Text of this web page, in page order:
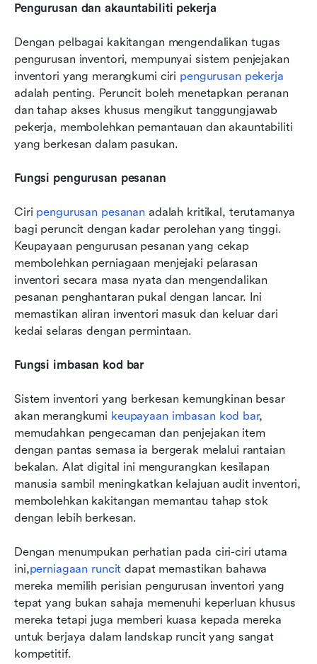
Pengurusan dan akauntabiliti pekerja
Dengan pelbagai kakitangan mengendalikan tugas
pengurusan inventori, mempunyai sistem penjejakan
inventori yang merangkumi ciri pengurusan pekerja
adalah penting. Peruncit boleh menetapkan peranan
dan tahap akses khusus mengikut tanggungjawab
pekerja, membolehkan pemantauan dan akauntabiliti
yang berkesan dalam pasukan.
Fungsi pengurusan pesanan
Ciri pengurusan pesanan adalah kritikal, terutamanya
bagi peruncit dengan kadar perolehan yang tinggi.
Keupayaan pengurusan pesanan yang cekap
membolehkan perniagaan menjejaki pelarasan
inventori secara masa nyata dan mengendalikan
pesanan penghantaran pukal dengan lancar. Ini
memastikan aliran inventori masuk dan keluar dari
kedai selaras dengan permintaan.
Fungsi imbasan kod bar
Sistem inventori yang berkesan kemungkinan besar
akan merangkumi keupayaan imbasan kod bar,
memudahkan pengecaman dan penjejakan item
dengan pantas semasa ia bergerak melalui rantaian
bekalan. Alat digital ini mengurangkan kesilapan
manusia sambil meningkatkan kelajuan audit inventori,
membolehkan kakitangan memantau tahap stok
dengan lebih berkesan.
Dengan menumpukan perhatian pada ciri-ciri utama
ini,perniagaan runcit dapat memastikan bahawa
mereka memilih perisian pengurusan inventori yang
tepat yang bukan sahaja memenuhi keperluan khusus
mereka tetapi juga memberi kuasa kepada mereka
untuk berjaya dalam landskap runcit yang sangat
kompetitif.